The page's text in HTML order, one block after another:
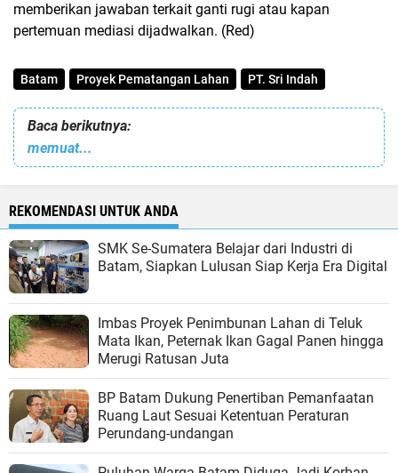
memberikan jawaban terkait ganti rugi atau kapan
pertemuan mediasi dijadwalkan. (Red)
Batam Proyek Pematangan Lahan PT. Sri Indah
Baca berikutnya:
memuat...
REKOMENDASI UNTUK ANDA
SMK Se-Sumatera Belajar dari Industri di
Batam, Siapkan Lulusan Siap Kerja Era Digital
Imbas Proyek Penimbunan Lahan di Teluk
Mata Ikan, Peternak Ikan Gagal Panen hingga
Merugi Ratusan Juta
BP Batam Dukung Penertiban Pemanfaatan
Ruang Laut Sesuai Ketentuan Peraturan
Perundang-undangan